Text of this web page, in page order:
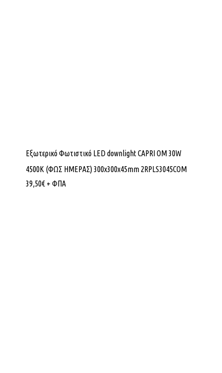
Εξωτερικό Φωτιστικό LED downlight CAPRI OM 30W
4500K (ΦΩΣ ΗΜΕΡΑΣ) 300x300x45mm 2RPLS3045COM
39,50€ + ΦΠΑ